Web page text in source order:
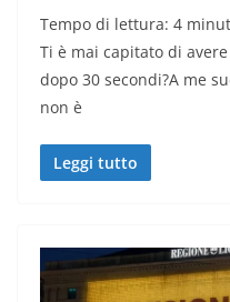
Tempo di lettura: 4
Ti è mai capitato di
dopo 30 secondi?A me
non è
Leggi tutto